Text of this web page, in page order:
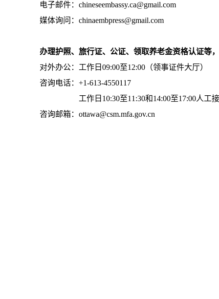
电子邮件：chineseembassy.ca@gmail.com
媒体询问：chinaembpress@gmail.com
办理护照、旅行证、公证、领取养老金资格认证等
对外办公：工作日09:00至12:00（领事证件大厅）
咨询电话：+1-613-4550117
工作日10:30至11:30和14:00至17:00人工
咨询邮箱：ottawa@csm.mfa.gov.cn